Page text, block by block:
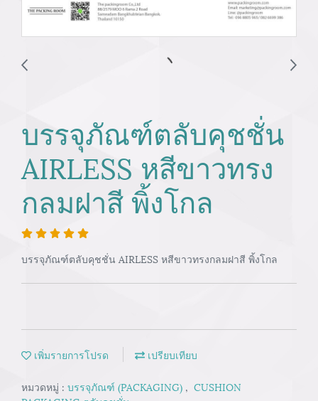
บรรจุภัณฑ์ตลับคุชชั่น
AIRLESS หสีขาวทรง
กลมฝาสี พิ้งโกล
บรรจุภัณฑ์ตลับคุชชั่น AIRLESS หสีขาวทรงกลมฝาสี พิ้งโกล
เพิ่มรายการโปรด เปรียบเทียบ
หมวดหมู่ : บรรจุภัณฑ์ (PACKAGING) , CUSHION